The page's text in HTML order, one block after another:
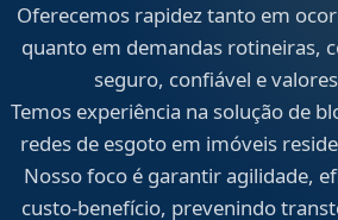
Oferecemos rapidez tanto em
quanto em demandas rotineiras,
seguro, confiável e
Temos experiência na solução de
redes de esgoto em imóveis
Nosso foco é garantir agilidade,
custo-benefício, prevenindo